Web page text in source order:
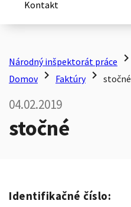
Kontakt
Národný inšpektorát práce chevron_right
Domov chevron_right Faktúry chevron_right stočné
04.02.2019
stočné
Identifikačné číslo: